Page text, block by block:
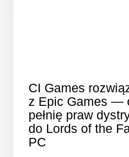
CI Games
z Epic Games —
pełnię praw
do Lords of the
PC